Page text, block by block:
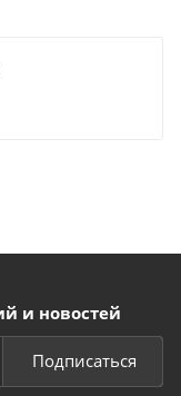
и новостей
Подписаться